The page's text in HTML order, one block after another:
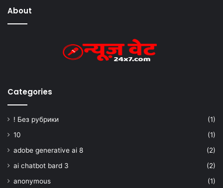
About
Categories
! Без рубрики
(1)
10
(1)
adobe generative ai 8
(2)
ai chatbot bard 3
(2)
anonymous
(1)